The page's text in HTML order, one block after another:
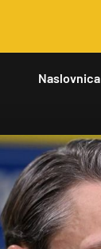
Naslovnica